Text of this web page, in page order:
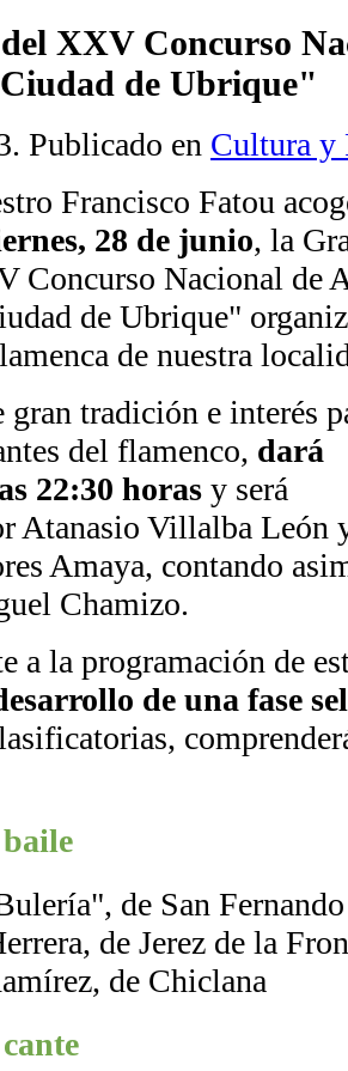
XXV Concurso
de Ubrique"
. Publicado en Cultura y
Francisco Fatou
28 de junio, la
Concurso Nacional de
de Ubrique"
de nuestra
gran tradición e interés
del flamenco, dará
22:30 horas y será
Atanasio Villalba León
Amaya, contando
Chamizo.
a la programación de
de una fase
de San Fernando
de Jerez de la
de Chiclana